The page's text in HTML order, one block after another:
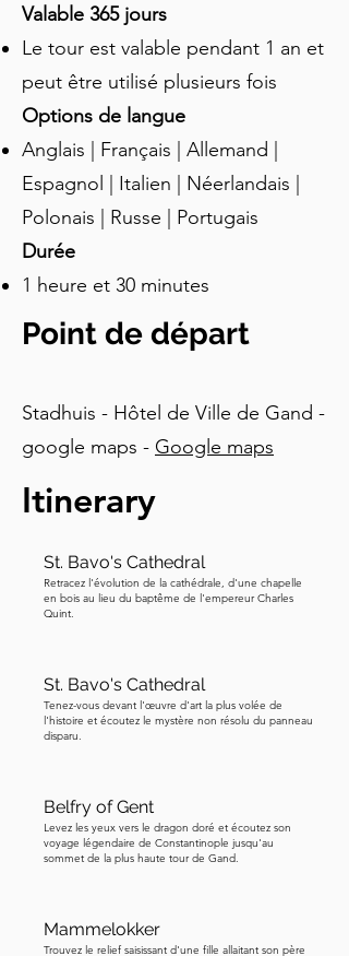
et le Korenlei devant vous, l'église
Saint-Michel derrière vous, le Château
des Comtes au loin, et les trois tours
principales devant : l’église Saint-
Nicolas, le Beffroi et la Cathédrale
Saint-Bavon. Prenez votre temps pour
laisser cette vue s'imprimer dans votre
mémoire. N'oubliez pas de prendre
une photo depuis ce point de vue ! Il
pourrait y avoir un peu de foule ici,
alors une fois que vous aurez absorbé
la belle vue, continuez à avancer.
Valable 365 jours
Le tour est valable pendant 1 an et
peut être utilisé plusieurs fois
Options de langue
Anglais | Français | Allemand |
Espagnol | Italien | Néerlandais |
Polonais | Russe | Portugais
Durée
1 heure et 30 minutes
Point de départ
Stadhuis - Hôtel de Ville de Gand -
google maps - Google maps
Itinerary
St. Bavo's Cathedral
Retracez l'évolution de la cathédrale, d'une chapelle
en bois au lieu du baptême de l'empereur Charles
Quint.
St. Bavo's Cathedral
Tenez-vous devant l'œuvre d'art la plus volée de
l'histoire et écoutez le mystère non résolu du panneau
disparu.
Belfry of Gent
Levez les yeux vers le dragon doré et écoutez son
voyage légendaire de Constantinople jusqu'au
sommet de la plus haute tour de Gand.
Mammelokker
Trouvez le relief saisissant d'une fille allaitant son père